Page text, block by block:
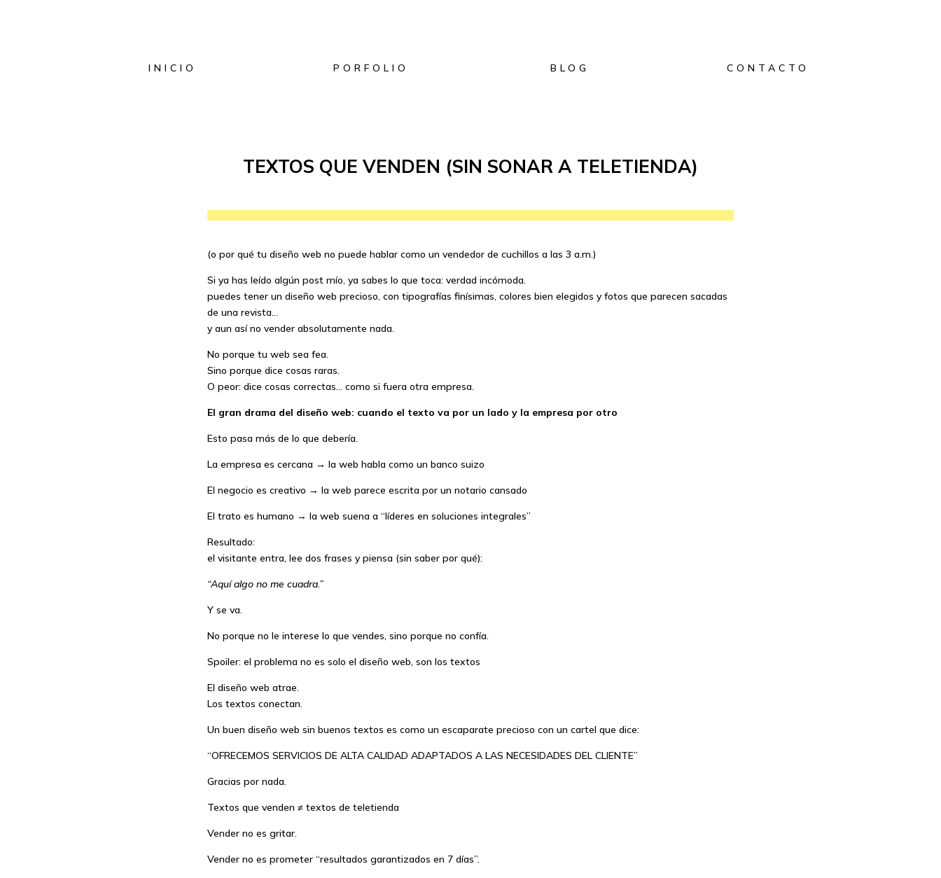
INICIO PORFOLIO BLOG CONTACTO
TEXTOS QUE VENDEN (SIN SONAR A TELETIENDA)
(o por qué tu diseño web no puede hablar como un vendedor de cuchillos a las 3 a.m.)
Si ya has leído algún post mío, ya sabes lo que toca: verdad incómoda.
puedes tener un diseño web precioso, con tipografías finísimas, colores bien elegidos y fotos que parecen sacadas
de una revista…
y aun así no vender absolutamente nada.
No porque tu web sea fea.
Sino porque dice cosas raras.
O peor: dice cosas correctas… como si fuera otra empresa.
El gran drama del diseño web: cuando el texto va por un lado y la empresa por otro
Esto pasa más de lo que debería.
La empresa es cercana → la web habla como un banco suizo
El negocio es creativo → la web parece escrita por un notario cansado
El trato es humano → la web suena a “líderes en soluciones integrales”
Resultado:
el visitante entra, lee dos frases y piensa (sin saber por qué):
“Aquí algo no me cuadra.”
Y se va.
No porque no le interese lo que vendes, sino porque no confía.
Spoiler: el problema no es solo el diseño web, son los textos
El diseño web atrae.
Los textos conectan.
Un buen diseño web sin buenos textos es como un escaparate precioso con un cartel que dice:
“OFRECEMOS SERVICIOS DE ALTA CALIDAD ADAPTADOS A LAS NECESIDADES DEL CLIENTE”
Gracias por nada.
Textos que venden ≠ textos de teletienda
Vender no es gritar.
Vender no es prometer “resultados garantizados en 7 días”.